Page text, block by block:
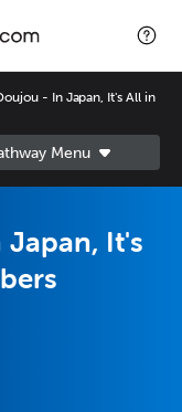
- In Japan, It's All in
It's